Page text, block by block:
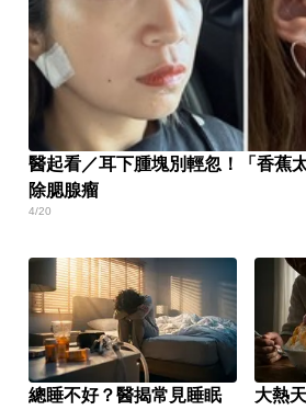
醫起看／耳下腫塊別輕忽！「香蕉
除腮腺瘤
4/20
總睡不好？醫揭常見睡眠
大熱